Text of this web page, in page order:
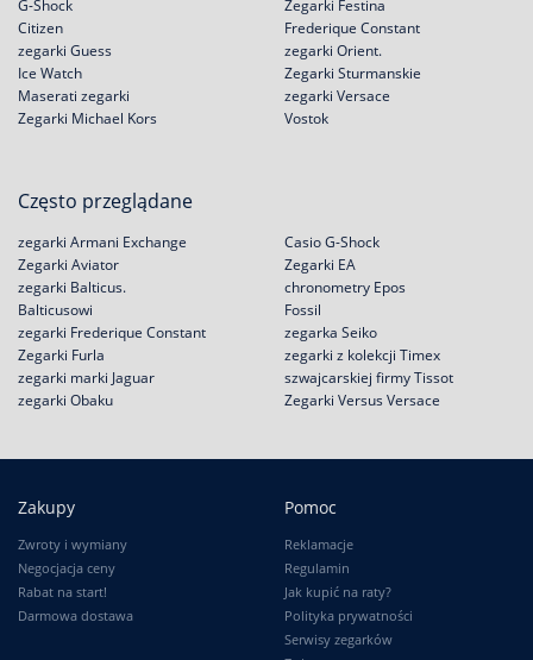
G-Shock
Citizen
Zegarki Festina
Frederique Constant
zegarki Guess
Ice Watch
Maserati zegarki
Zegarki Michael Kors
zegarki Orient.
Zegarki Sturmanskie
zegarki Versace
Vostok
Często przeglądane
zegarki Armani Exchange
Zegarki Aviator
zegarki Balticus.
Balticusowi
Casio G-Shock
Zegarki EA
chronometry Epos
Fossil
zegarki Frederique Constant
Zegarki Furla
zegarki marki Jaguar
zegarki Obaku
zegarka Seiko
zegarki z kolekcji Timex
szwajcarskiej firmy Tissot
Zegarki Versus Versace
Zakupy
Zwroty i wymiany
Negocjacja ceny
Rabat na start!
Darmowa dostawa
Pomoc
Reklamacje
Regulamin
Jak kupić na raty?
Polityka prywatności
Serwisy zegarków